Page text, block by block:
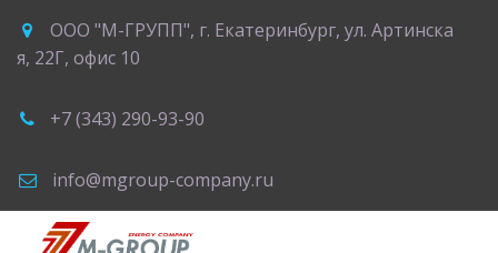
ООО "М-ГРУПП", г. Екатеринбург, ул. Артинска
я, 22Г, офис 10
+7 (343) 290-93-90
info@mgroup-company.ru